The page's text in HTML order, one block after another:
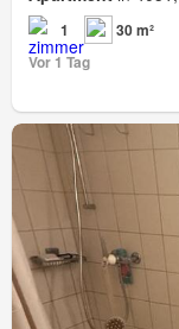
1
30 m²
Vor 1 Tag